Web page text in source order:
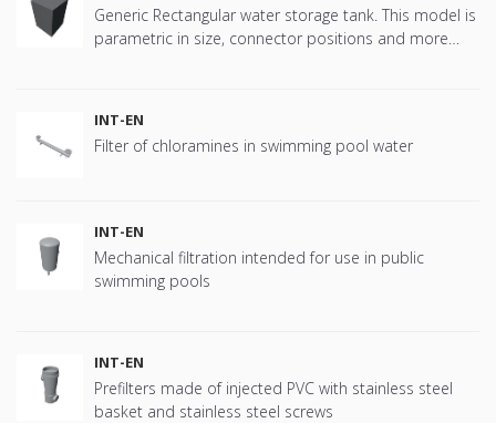
Generic Rectangular water storage tank. This model is
parametric in size, connector positions and more
INT-EN
Filter of chloramines in swimming pool water
INT-EN
Mechanical filtration intended for use in public
swimming pools
INT-EN
Prefilters made of injected PVC with stainless steel
basket and stainless steel screws